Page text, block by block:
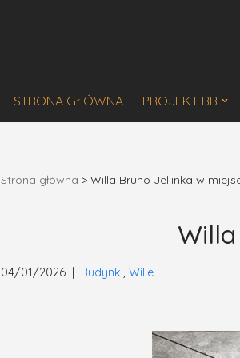
STRONA GŁÓWNA
PROJEKT BB
Strona główna >Willa Bruno Jellinka w
04/01/2026 Budynki,Wille